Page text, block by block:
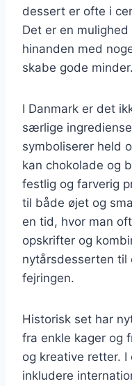
dessert er ofte i
Det er en
hinanden med
skabe gode minder.
I Danmark er det
særlige
symboliserer held
kan chokolade og
festlig og farverig
til både øjet og
en tid, hvor man
opskrifter og
nytårsdesserten
fejringen.
Historisk set har
fra enkle kager og
og kreative retter.
inkludere